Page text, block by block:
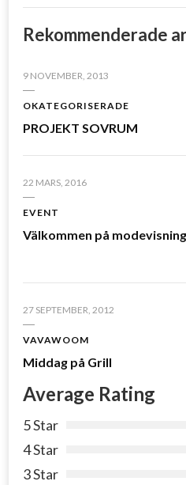
Rekommenderade
9 NOVEMBER, 2013
OKATEGORISERADE
PROJEKT SOVRUM
22 MARS, 2016
EVENT
Välkommen på modevisning
27 SEPTEMBER, 2012
VAVAWOOM
Middag på Grill
Average Rating
5 Star
4 Star
3 Star